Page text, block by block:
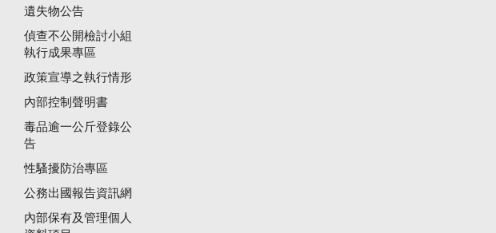
遺失物公告
偵查不公開檢討小組
執行成果專區
政策宣導之執行情形
內部控制聲明書
毒品逾一公斤登錄公
告
性騷擾防治專區
公務出國報告資訊網
內部保有及管理個人